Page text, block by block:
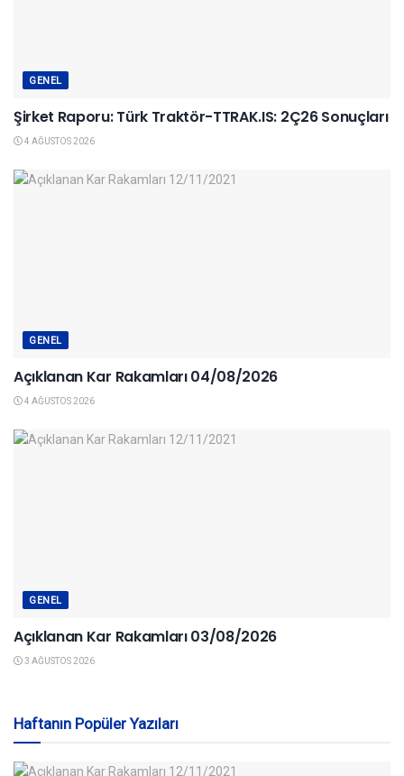
GENEL
Şirket Raporu: Türk Traktör-TTRAK.IS: 2Ç26 Sonuçları
4 AĞUSTOS 2026
GENEL
Açıklanan Kar Rakamları 04/08/2026
4 AĞUSTOS 2026
GENEL
Açıklanan Kar Rakamları 03/08/2026
3 AĞUSTOS 2026
Haftanın Popüler Yazıları